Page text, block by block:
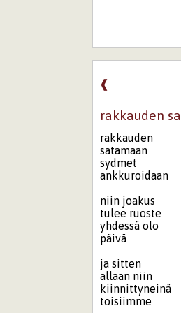
❰
rakkauden
rakkauden
satamaan
sydmet
ankkuroidaan
niin joakus
tulee ruoste
yhdessä olo
päivä
ja sitten
allaan niin
kiinnittyneinä
toisiimme